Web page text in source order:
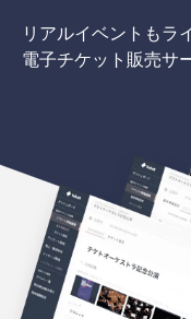
リアルイベントもラ
電子チケット販売サ